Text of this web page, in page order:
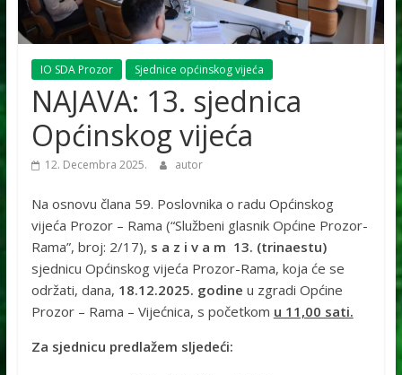
IO SDA Prozor Sjednice općinskog vijeća
NAJAVA: 13. sjednica
Općinskog vijeća
12. Decembra 2025. autor
Na osnovu člana 59. Poslovnika o radu Općinskog
vijeća Prozor – Rama (“Službeni glasnik Općine Prozor-
Rama”, broj: 2/17), s a z i v a m 13. (trinaestu)
sjednicu Općinskog vijeća Prozor-Rama, koja će se
održati, dana, 18.12.2025. godine u zgradi Općine
Prozor – Rama – Vijećnica, s početkom u 11,00 sati.
Za sjednicu predlažem sljedeći: